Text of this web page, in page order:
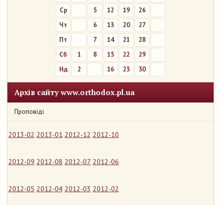
Ср
5 12 19
26
Чт
6 13 20
27
Пт
7 14 21
28
Сб
1 8 15 22
29
Нд
2 16 23 30
Архів сайту www.orthodox.pl.ua
Проповіді
2013-02 2013-01 2012-12 2012-10
2012-09 2012-08 2012-07 2012-06
2012-05 2012-04 2012-03 2012-02